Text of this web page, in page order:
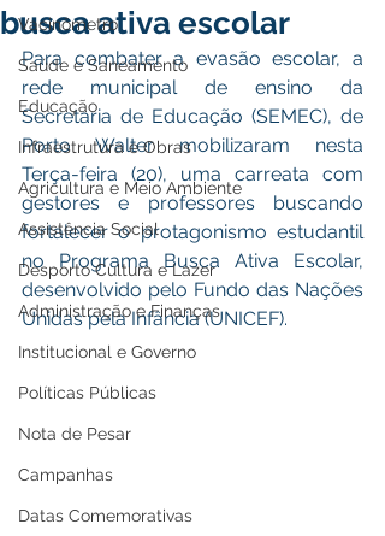
Vacinômetro
Saúde e Saneamento
Educação
Infraestrutura e Obras
Agricultura e Meio Ambiente
Assistência Social
Desporto Cultura e Lazer
Administração e Finanças
Institucional e Governo
Políticas Públicas
Nota de Pesar
Campanhas
Datas Comemorativas
busca ativa escolar
Para combater a evasão escolar, a
rede municipal de ensino da
Secretaria de Educação (SEMEC), de
Porto Walter mobilizaram nesta
Terça-feira (20), uma carreata com
gestores e professores buscando
fortalecer o protagonismo estudantil
no Programa Busca Ativa Escolar,
desenvolvido pelo Fundo das Nações
Unidas pela Infância (UNICEF).